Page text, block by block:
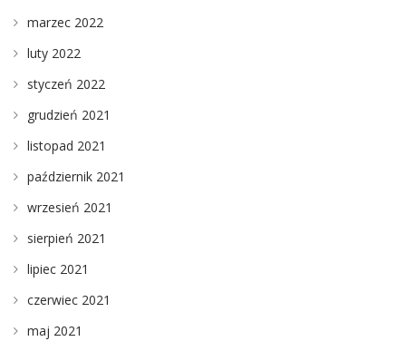
marzec 2022
luty 2022
styczeń 2022
grudzień 2021
listopad 2021
październik 2021
wrzesień 2021
sierpień 2021
lipiec 2021
czerwiec 2021
maj 2021